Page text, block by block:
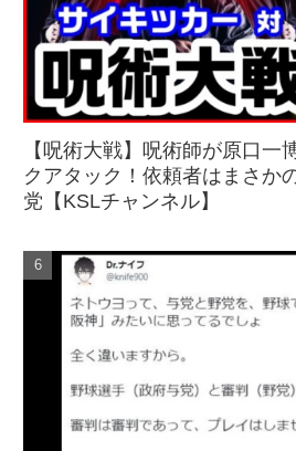
【呪術大戦】呪術師が原口一
クアタック！依頼者はまさか
党【KSLチャンネル】